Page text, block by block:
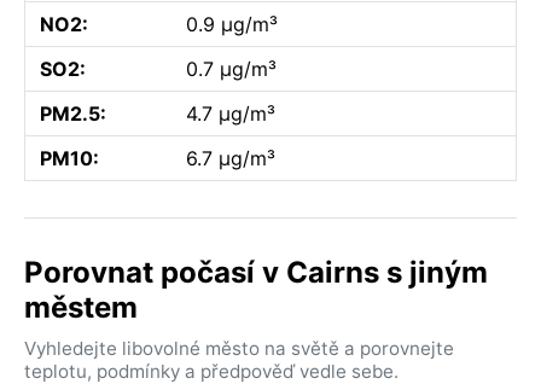
NO2:
0.9 µg/m³
SO2:
0.7 µg/m³
PM2.5:
4.7 µg/m³
PM10:
6.7 µg/m³
Porovnat počasí v Cairns s jiným
městem
Vyhledejte libovolné město na světě a porovnejte
teplotu, podmínky a předpověď vedle sebe.